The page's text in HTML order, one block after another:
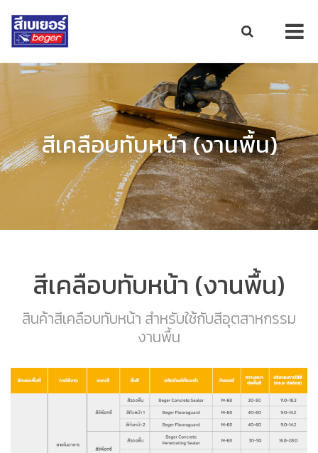
สีเคลือบทับหน้า (งานพื้น)
สีเคลือบทับหน้า (งานพื้น)
สินค้าสีเคลือบทับหน้า สำหรับใช้กับสีอุตสาหกรรม
งานพื้น